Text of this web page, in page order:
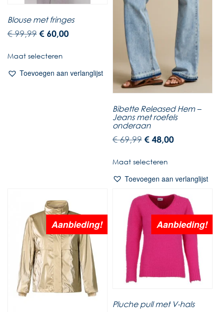
Blouse met fringes
€99,99 € 60,00
Maat selecteren
Toevoegen aan verlanglijst
Bibette Released Hem –
Jeans met roefels
onderaan
€69,99 € 48,00
Maat selecteren
Toevoegen aan verlanglijst
Aanbieding! Aanbieding!
Pluche pull met V-hals